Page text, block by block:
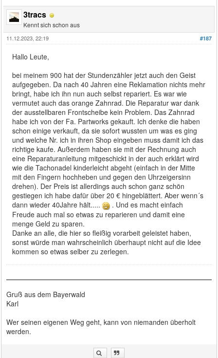
3tracs
Kennt sich schon aus
#187
11.12.2023, 22:19
Hallo Leute,
bei meinem 900 hat der Stundenzähler jetzt auch den Geist
aufgegeben. Da nach 40 Jahren eine Reklamation nichts mehr
bringt, habe ich ihn nun auch selbst repariert. Es war wie
vermutet auch das orange Zahnrad. Die Reparatur war dank
der ausstellbaren Frontscheibe kein Problem. Das Zahnrad
habe ich von der Fa. Partworks gekauft. Ich denke die haben
schon einige verkauft, da sie sofort wussten um was es ging
und welche Nr. ich in ihren Shop eingeben muss damit ich das
richtige kaufe. Außerdem haben sie mit der Rechnung auch
eine Reparaturanleitung mitgeschickt in der auch erklärt wird
wie die Tachonadel kinderleicht abgeht (einfach in der Mitte
mit den Fingern hochheben und gegen den Uhrzeigersinn
drehen). Der Preis ist allerdings auch schon ganz schön
gestiegen ich habe dafür über 20 € hingeblättert. Aber wenn´s
dann wieder 40Jahre hält.....
. Und es macht einfach
Freude auch mal so etwas zu reparieren und damit eine
menge Geld zu sparen.
Danke an alle, die hier so fleißig vorarbeit geleistet haben,
sonst würde man wahrscheinlich überhaupt nicht auf die Idee
kommen so etwas selber zu zerlegen.
Gruß aus dem Bayerwald
Karl
Wer seinen eigenen Weg geht, kann von niemanden überholt
werden.